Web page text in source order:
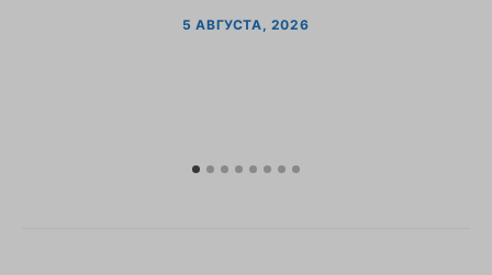
5 АВГУСТА, 2026